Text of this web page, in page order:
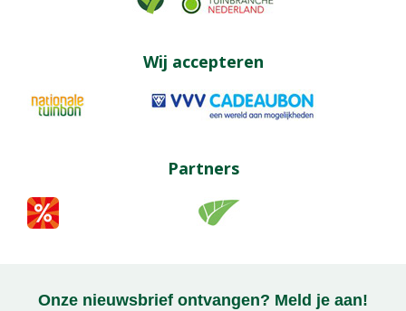
Wij accepteren
Partners
Onze nieuwsbrief ontvangen? Meld je aan!